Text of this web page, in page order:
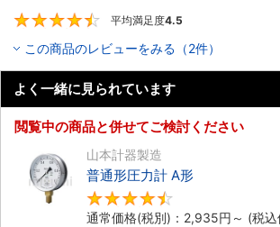
平均満足度4.5
この商品のレビューをみる（2件）
よく一緒に見られています
閲覧中の商品と併せてご検討ください
山本計器製造
普通形圧力計 A形
通常価格(税別)： 2,935円 ～ (税込